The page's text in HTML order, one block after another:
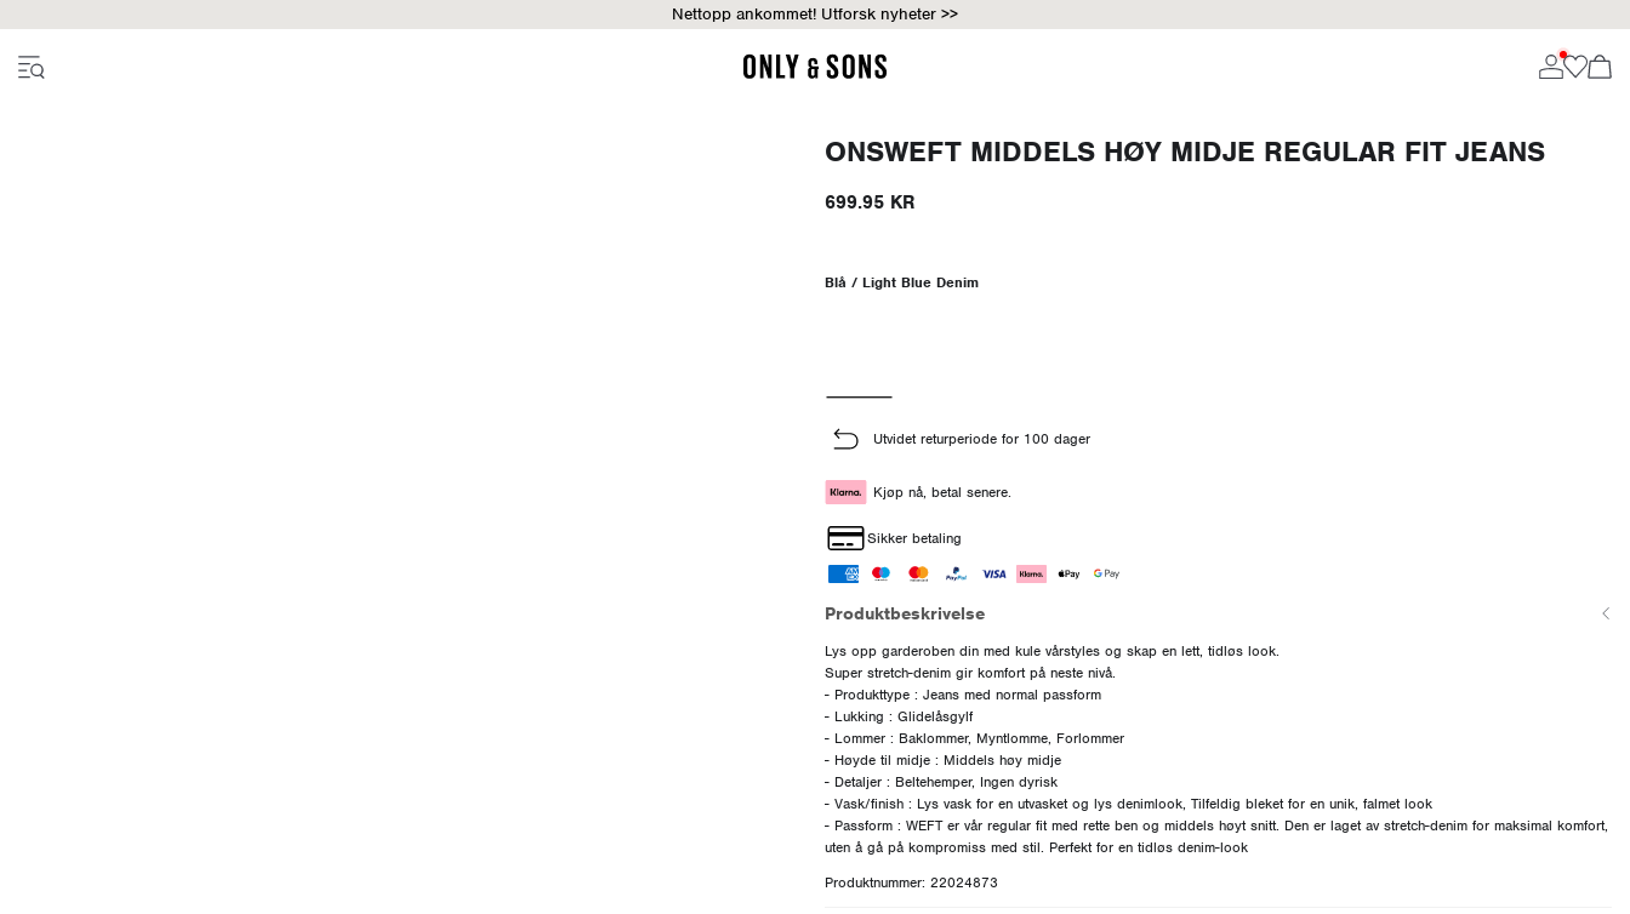
Nettopp ankommet! Utforsk nyheter >>
ONSWEFT MIDDELS HØY MIDJE REGULAR FIT JEANS
699.95 KR
Blå / Light Blue Denim
Utvidet returperiode for 100 dager
Kjøp nå, betal senere.
Sikker betaling
Produktbeskrivelse
Lys opp garderoben din med kule vårstyles og skap en lett, tidløs look.
Super stretch-denim gir komfort på neste nivå.
- Produkttype : Jeans med normal passform
- Lukking : Glidelåsgylf
- Lommer : Baklommer, Myntlomme, Forlommer
- Høyde til midje : Middels høy midje
- Detaljer : Beltehemper, Ingen dyrisk
- Vask/finish : Lys vask for en utvasket og lys denimlook, Tilfeldig bleket for en unik, falmet look
- Passform : WEFT er vår regular fit med rette ben og middels høyt snitt. Den er laget av stretch-denim for maksimal komfort,
uten å gå på kompromiss med stil. Perfekt for en tidløs denim-look
Produktnummer: 22024873